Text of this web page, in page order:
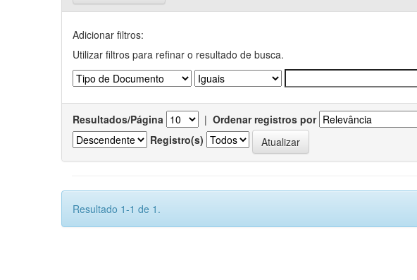
Adicionar filtros:
Utilizar filtros para refinar o resultado de busca.
Resultados/Página | Ordenar registros por
Registro(s)
Resultado 1-1 de 1.